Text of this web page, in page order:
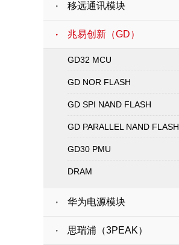
移远通讯模块
兆易创新（GD）
GD32 MCU
GD NOR FLASH
GD SPI NAND FLASH
GD PARALLEL NAND FLASH
GD30 PMU
DRAM
华为电源模块
思瑞浦（3PEAK）